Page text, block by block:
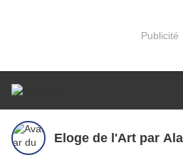
Publicité
Eloge de l'Art par